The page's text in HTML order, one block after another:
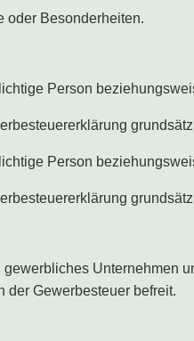
oder Besonderheiten.
Person
Person
Unternehmen
der Gewerbesteuer befreit.